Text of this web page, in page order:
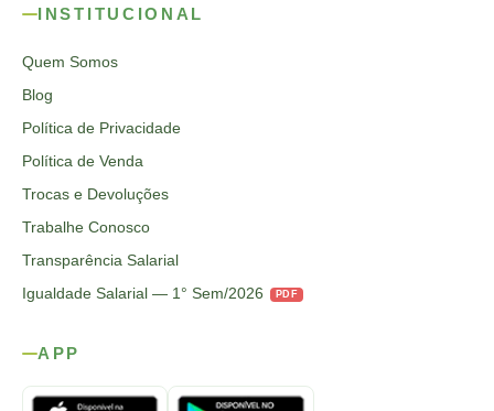
INSTITUCIONAL
Quem Somos
Blog
Política de Privacidade
Política de Venda
Trocas e Devoluções
Trabalhe Conosco
Transparência Salarial
Igualdade Salarial — 1° Sem/2026
PDF
APP